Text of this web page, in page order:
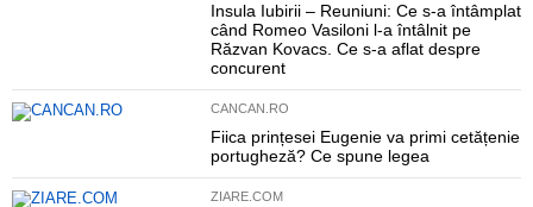
Insula Iubirii – Reuniuni: Ce s-a întâmplat
când Romeo Vasiloni l-a întâlnit pe
Răzvan Kovacs. Ce s-a aflat despre
concurent
CANCAN.RO
Fiica prințesei Eugenie va primi cetățenie
portugheză? Ce spune legea
ZIARE.COM